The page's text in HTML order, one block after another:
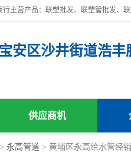
安区沙井街道浩丰
供应商机
> 永高管道 > 黄埔区永高给水管经